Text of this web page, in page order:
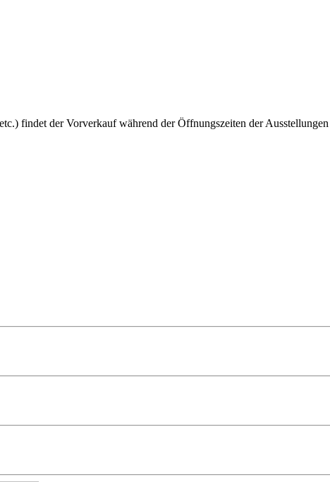
findet der Vorverkauf während der Öffnungszeiten der